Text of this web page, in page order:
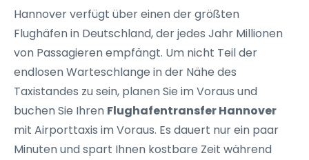
Hannover verfügt über einen der größten
Flughäfen in Deutschland, der jedes Jahr Millionen
von Passagieren empfängt. Um nicht Teil der
endlosen Warteschlange in der Nähe des
Taxistandes zu sein, planen Sie im Voraus und
buchen Sie Ihren Flughafentransfer Hannover
mit Airporttaxis im Voraus. Es dauert nur ein paar
Minuten und spart Ihnen kostbare Zeit während